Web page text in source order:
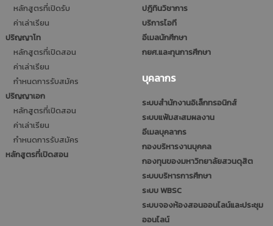
หลักสูตรที่เปิดรับ
ค่าเล่าเรียน
ปริญญาโท
หลักสูตรที่เปิดสอน
ค่าเล่าเรียน
กำหนดการรับสมัคร
ปริญญาเอก
หลักสูตรที่เปิดสอน
ค่าเล่าเรียน
กำหนดการรับสมัคร
หลักสูตรที่เปิดสอน
ปฎิทินวิชาการ
บริการไอที
อีเมลนักศึกษา
กยศ.และทุนการศึกษา
บุคลากร
ระบบสำนักงานอิเล็กทรอนิกส์
ระบบแฟ้มสะสมผลงาน
อีเมลบุคลากร
กองบริหารงานบุคคล
กองทุนของมหาวิทยาลัยสวนดุสิต
ระบบบริหารการศึกษา
ระบบ WBSC
ระบบจองห้องสอนออนไลน์และประชุม
ออนไลน์